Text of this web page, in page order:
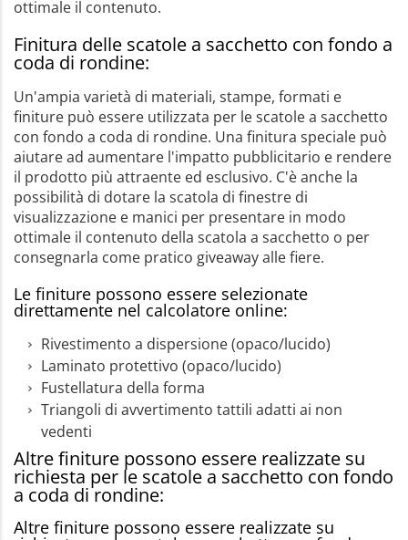
ottimale il contenuto.
Finitura delle scatole a sacchetto con fondo a
coda di rondine:
Un'ampia varietà di materiali, stampe, formati e
finiture può essere utilizzata per le scatole a sacchetto
con fondo a coda di rondine. Una finitura speciale può
aiutare ad aumentare l'impatto pubblicitario e rendere
il prodotto più attraente ed esclusivo. C'è anche la
possibilità di dotare la scatola di finestre di
visualizzazione e manici per presentare in modo
ottimale il contenuto della scatola a sacchetto o per
consegnarla come pratico giveaway alle fiere.
Le finiture possono essere selezionate
direttamente nel calcolatore online:
Rivestimento a dispersione (opaco/lucido)
Laminato protettivo (opaco/lucido)
Fustellatura della forma
Triangoli di avvertimento tattili adatti ai non
vedenti
Altre finiture possono essere realizzate su
richiesta per le scatole a sacchetto con fondo
a coda di rondine:
Altre finiture possono essere realizzate su